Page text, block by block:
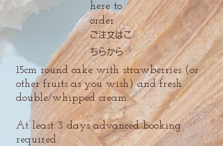
here to
order
​ご注文はこ
ちらから
15cm round cake with strawberries (or
other fruits as you wish) and fresh
double/whipped cream.
At least 3 days advanced booking
required.